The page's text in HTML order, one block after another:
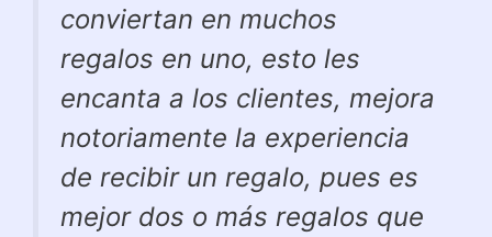
conviertan en muchos
regalos en uno, esto les
encanta a los clientes, mejora
notoriamente la experiencia
de recibir un regalo, pues es
mejor dos o más regalos que